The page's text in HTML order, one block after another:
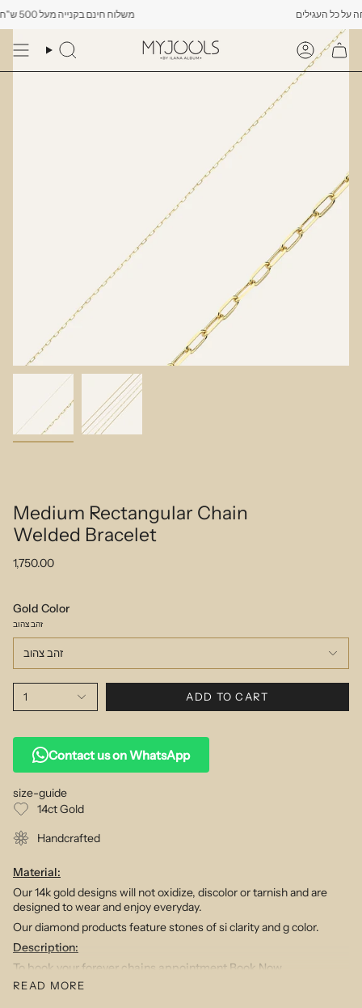
to
Search
Account
משלוח חינם בקנייה מעל 500 ש"ח -------- רק עד יום שישי הקרוב לפחות 10% הנחה על כל העגילים
Medium Rectangular Chain
Welded Bracelet
1,750.00
Gold Color
זהב צהוב
זהב צהוב
1 ADD TO CART
Contact us on WhatsApp
size-guide
14ct Gold
Handcrafted
Material:
Our 14k gold designs will not oxidize, discolor or tarnish and are
designed to wear and enjoy everyday.
Our diamond products feature stones of si clarity and g color.
Description:
To book your forever chains appointment Book Now
This bracelet is welded directly on the hand in store by one of our
READ MORE